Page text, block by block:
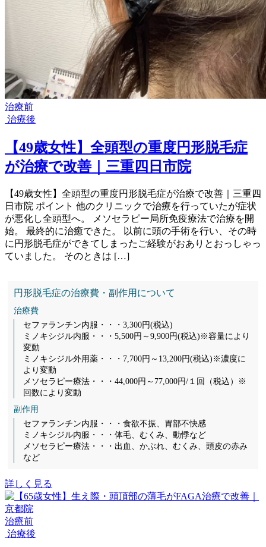
治療前
治療後
【49歳女性】全頭型の重度円形脱毛症
が治療で改善｜三重四日市院
【49歳女性】全頭型の重度円形脱毛症が治療で改善｜三重四
日市院 ポイント 他のクリニックで治療を行っていたが症状
が悪化し全頭型へ。 メソセラピー局所免疫療法で治療を開
始。 最終的に治癒できた。 以前に頭の手術を行い、その時
に円形脱毛症ができてしまったご経験がおありとおっしゃっ
ていました。 そのときは […]
円形脱毛症の治療費・副作用について
治療費
セファランチン内服・・・3,300円(税込)
ミノキシジル内服・・・5,500円～9,900円(税込)※容量により
変動
ミノキシジル外用薬・・・7,700円～13,200円(税込)※濃度に
より変動
メソセラピー療法・・・44,000円～77,000円/１回（税込）※
回数により変動
副作用
セファランチン内服・・・食欲不振、胃部不快感
ミノキシジル内服・・・体毛、むくみ、動悸など
メソセラピー療法・・・出血、かぶれ、むくみ、頭皮の赤み
など
詳しく見る
治療前
治療後